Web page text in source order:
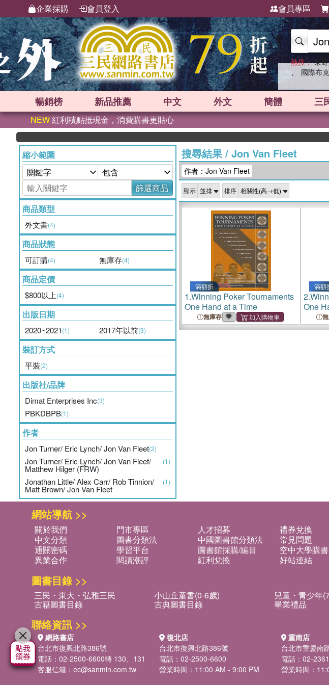
企業採購 會員登入 會員專區
熱搜： 東
、 國際布
暢銷榜 新品推薦 中文 外文 簡體 三
NEW紅利積點抵現金，消費購書更貼心
縮小範圍
篩選商品
商品類型
外文書(4)
商品狀態
可訂購(4) 無庫存(4)
商品定價
$800以上(4)
出版日期
2020~2021(1) 2017年以前(3)
裝訂方式
平裝(2)
出版社/品牌
Dimat Enterprises Inc(3)
PBKDBPB(1)
作者
Jon Turner/ Eric Lynch/ Jon Van Fleet(2)
Jon Turner/ Eric Lynch/ Jon Van Fleet/
Matthew Hilger (FRW)
(1)
Jonathan Little/ Alex Carr/ Rob Tinnion/
Matt Brown/ Jon Van Fleet
(1)
搜尋結果/ Jon Van Fleet
作者：Jon Van Fleet
顯示 排序
滿額折
1.Winning Poker Tournaments
One Hand at a Time
無庫存
滿額
2.
One
網站導航 >>
關於我們 門市專區 人才招募 禮券兌換
中文分類
圖書分類法 中國圖書館分類法 常見問題
通關密碼
學習平台 圖書館採購/編目 空中大學購書
異業合作
閱讀潮評 紅利兌換 好站連結
圖書目錄 >>
三民・東大・弘雅三民 小山丘童書(0-6歲) 兒童・青少年
古籍圖書目錄 古典圖書目錄 畢業禮品
聯絡資訊 >>
網路書店
台北市復興北路386號
電話：02-2500-6600轉 130、131
客服信箱： ec@sanmin.com.tw
復北店
台北市復興北路386號
電話：02-2500-6600
營業時間：11:00 AM - 9:00 PM
重南店
台北市重慶南
電話：02-
營業時間：